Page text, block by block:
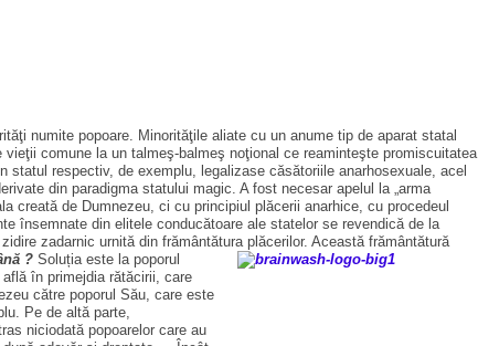
numite popoare. Minorităţile aliate cu un anume tip de aparat statal
comune la un talmeş-balmeş noţional ce reaminteşte promiscuitatea
statul respectiv, de exemplu, legalizase căsătoriile anarhosexuale, acel
din paradigma statului magic. A fost necesar apelul la „arma
creată de Dumnezeu, ci cu principiul plăcerii anarhice, cu procedeul
însemnate din elitele conducătoare ale statelor se revendică de la
zadarnic urnită din frământătura plăcerilor. Această frământătură
? Soluția este la poporul
în primejdia rătăcirii, care
către poporul Său, care este
Pe de altă parte,
niciodată popoarelor care au